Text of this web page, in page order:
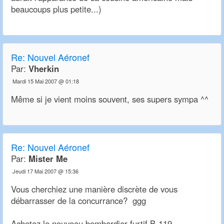
beaucoups plus petite...)
Re: Nouvel Aéronef
Par: Vherkin
Mardi 15 Mai 2007 @ 01:18
Même si je vient moins souvent, ses supers sympa ^^
Re: Nouvel Aéronef
Par: Mister Me
Jeudi 17 Mai 2007 @ 15:36
Vous cherchiez une manière discrète de vous
débarrasser de la concurrance? ggg